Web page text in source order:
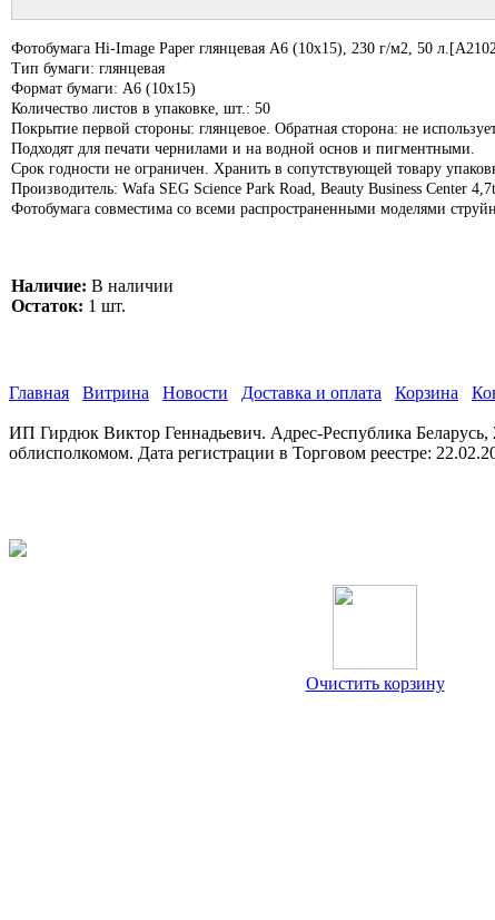
Фотобумага Hi-Image Paper глянцевая A6 (10х15), 230 г/м2, 50
Тип бумаги: глянцевая
Формат бумаги: А6 (10х15)
Количество листов в упаковке, шт.: 50
Покрытие первой стороны: глянцевое. Обратная сторона: не
Подходят для печати чернилами и на водной основ и пигментными.
Срок годности не ограничен. Хранить в сопутствующей товару
Производитель: Wafa SEG Science Park Road, Beauty Business
Фотобумага совместима со всеми распространенными моделями
Наличие: В наличии
Остаток: 1 шт.
Главная
Витрина Новости Доставка и оплата Корзина
ИП Гирдюк Виктор Геннадьевич. Адрес-Республика
облисполкомом. Дата регистрации в Торговом реестре:
Очистить корзину